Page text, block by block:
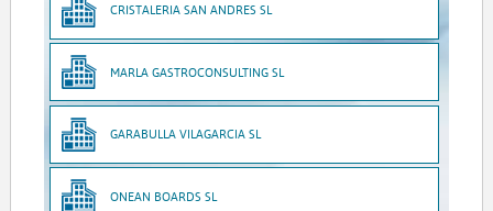
CRISTALERIA SAN ANDRES SL
MARLA GASTROCONSULTING SL
GARABULLA VILAGARCIA SL
ONEAN BOARDS SL